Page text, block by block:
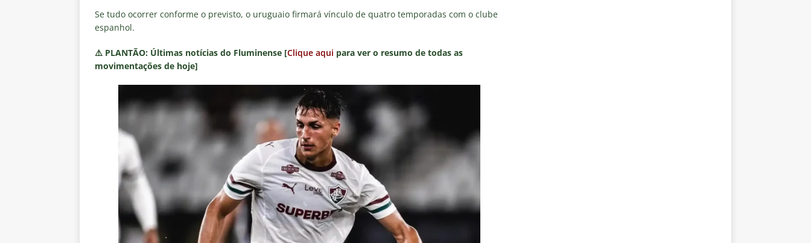
Se tudo ocorrer conforme o previsto, o uruguaio firmará vínculo de quatro temporadas com o clube
espanhol.
⚠️ PLANTÃO: Últimas notícias do Fluminense [Clique aqui para ver o resumo de todas as
movimentações de hoje]